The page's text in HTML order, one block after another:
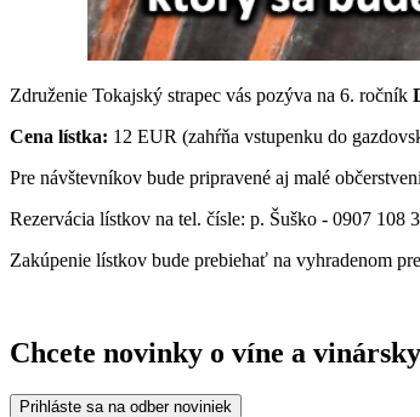
Združenie Tokajský strapec vás pozýva na 6. ročník
Cena lístka: 12 EUR (zahŕňa vstupenku do
Pre návštevníkov bude pripravené aj malé
Rezervácia lístkov na tel. čísle: p. Šuško - 0907 108
Zakúpenie lístkov bude prebiehať na vyhradenom
Chcete novinky o víne a
Prihláste sa na odber noviniek